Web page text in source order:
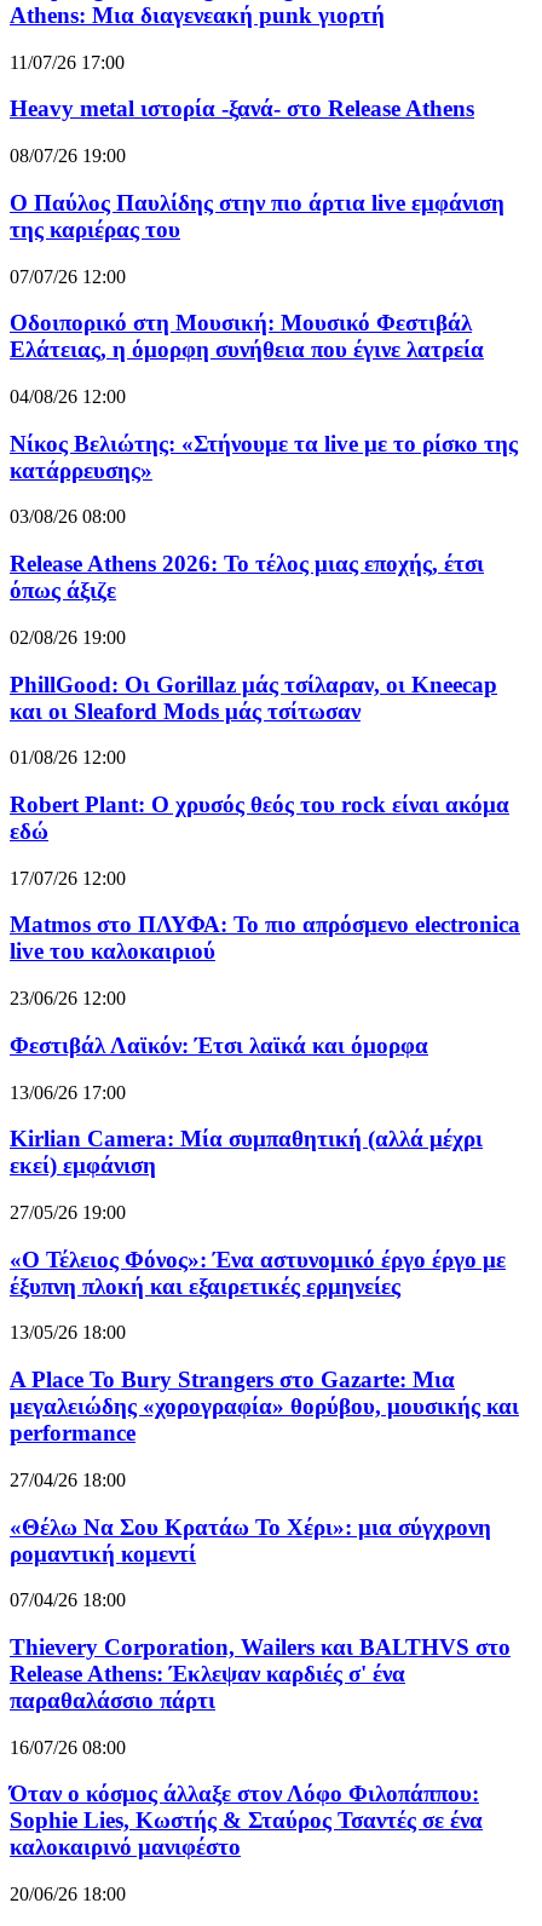
Athens: Μια διαγενεακή punk γιορτή
11/07/26 17:00
Heavy metal ιστορία -ξανά- στο Release Athens
08/07/26 19:00
Ο Παύλος Παυλίδης στην πιο άρτια live εμφάνιση
της καριέρας του
07/07/26 12:00
Οδοιπορικό στη Μουσική: Μουσικό Φεστιβάλ
Ελάτειας, η όμορφη συνήθεια που έγινε λατρεία
04/08/26 12:00
Νίκος Βελιώτης: «Στήνουμε τα live με το ρίσκο της
κατάρρευσης»
03/08/26 08:00
Release Athens 2026: Το τέλος μιας εποχής, έτσι
όπως άξιζε
02/08/26 19:00
PhillGood: Οι Gorillaz μάς τσίλαραν, οι Kneecap
και οι Sleaford Mods μάς τσίτωσαν
01/08/26 12:00
Robert Plant: Ο χρυσός θεός του rock είναι ακόμα
εδώ
17/07/26 12:00
Matmos στο ΠΛΥΦΑ: Το πιο απρόσμενο electronica
live του καλοκαιριού
23/06/26 12:00
Φεστιβάλ Λαϊκόν: Έτσι λαϊκά και όμορφα
13/06/26 17:00
Kirlian Camera: Μία συμπαθητική (αλλά μέχρι
εκεί) εμφάνιση
27/05/26 19:00
«Ο Τέλειος Φόνος»: Ένα αστυνομικό έργο έργο με
έξυπνη πλοκή και εξαιρετικές ερμηνείες
13/05/26 18:00
A Place To Bury Strangers στο Gazarte: Μια
μεγαλειώδης «χορογραφία» θορύβου, μουσικής και
performance
27/04/26 18:00
«Θέλω Να Σου Κρατάω Το Χέρι»: μια σύγχρονη
ρομαντική κομεντί
07/04/26 18:00
Thievery Corporation, Wailers και BALTHVS στο
Release Athens: Έκλεψαν καρδιές σ' ένα
παραθαλάσσιο πάρτι
16/07/26 08:00
Όταν ο κόσμος άλλαξε στον Λόφο Φιλοπάππου:
Sophie Lies, Κωστής & Σταύρος Τσαντές σε ένα
καλοκαιρινό μανιφέστο
20/06/26 18:00